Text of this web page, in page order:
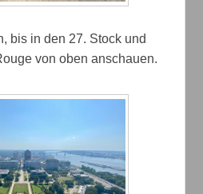
bis in den 27. Stock und
von oben anschauen.